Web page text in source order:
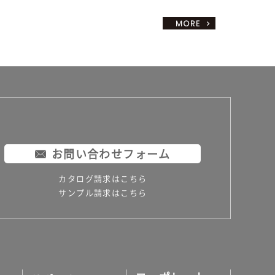
お問い合わせフォーム
カタログ請求はこちら
サンプル請求はこちら